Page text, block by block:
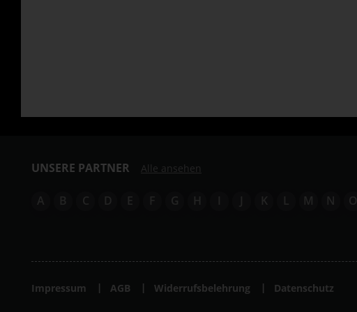
UNSERE PARTNER Alle ansehen
A B C D E F G H I J K L M N O
Impressum AGB Widerrufsbelehrung Datenschutz